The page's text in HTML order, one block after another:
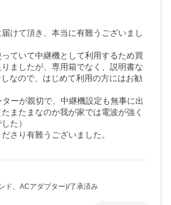
けて頂き、本当に有難うございまし
ていて中継機として利用するため買
ましたが、専用箱でなく、説明書な
なので、はじめて利用の方にはお勧
ーが親切で、中継機設定も無事に出
またまなのか我が家では電波が強く
た）
さり有難うございました。
ド、ACアダプター)/了承済み